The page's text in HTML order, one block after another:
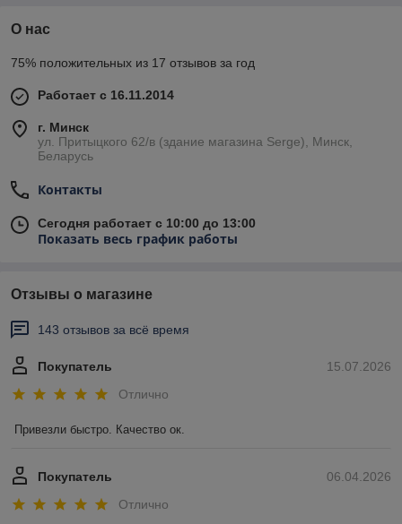
О нас
75% положительных из 17 отзывов за год
Работает с 16.11.2014
г. Минск
ул. Притыцкого 62/в (здание магазина Serge), Минск,
Беларусь
Контакты
Сегодня работает с 10:00 до 13:00
Показать весь график работы
Отзывы о магазине
143 отзывов за всё время
15.07.2026
Покупатель
Отлично
Привезли быстро. Качество ок.
06.04.2026
Покупатель
Отлично